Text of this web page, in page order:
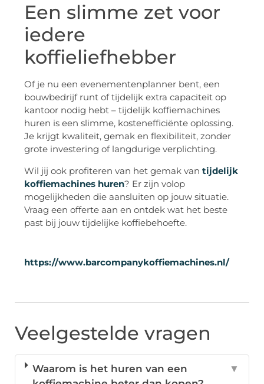
Een slimme zet voor
iedere
koffieliefhebber
Of je nu een evenementenplanner bent, een
bouwbedrijf runt of tijdelijk extra capaciteit op
kantoor nodig hebt – tijdelijk koffiemachines
huren is een slimme, kostenefficiënte oplossing.
Je krijgt kwaliteit, gemak en flexibiliteit, zonder
grote investering of langdurige verplichting.
Wil jij ook profiteren van het gemak van tijdelijk
koffiemachines huren? Er zijn volop
mogelijkheden die aansluiten op jouw situatie.
Vraag een offerte aan en ontdek wat het beste
past bij jouw tijdelijke koffiebehoefte.
https://www.barcompanykoffiemachines.nl/
Veelgestelde vragen
Waarom is het huren van een
▼